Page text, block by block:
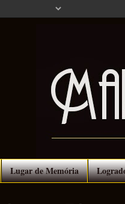
Lugar de Memória